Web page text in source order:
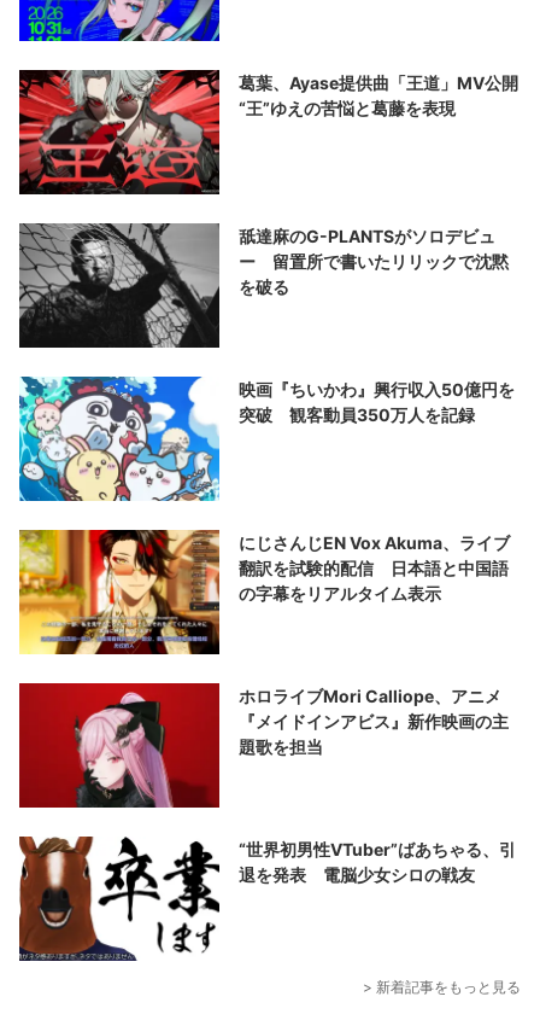
葛葉、Ayase提供曲「王道」MV公開
“王”ゆえの苦悩と葛藤を表現
舐達麻のG-PLANTSがソロデビュ
ー 留置所で書いたリリックで沈黙
を破る
映画『ちいかわ』興行収入50億円を
突破 観客動員350万人を記録
にじさんじEN Vox Akuma、ライブ
翻訳を試験的配信 日本語と中国語
の字幕をリアルタイム表示
ホロライブMori Calliope、アニメ
『メイドインアビス』新作映画の主
題歌を担当
“世界初男性VTuber”ばあちゃる、引
退を発表 電脳少女シロの戦友
> 新着記事をもっと見る